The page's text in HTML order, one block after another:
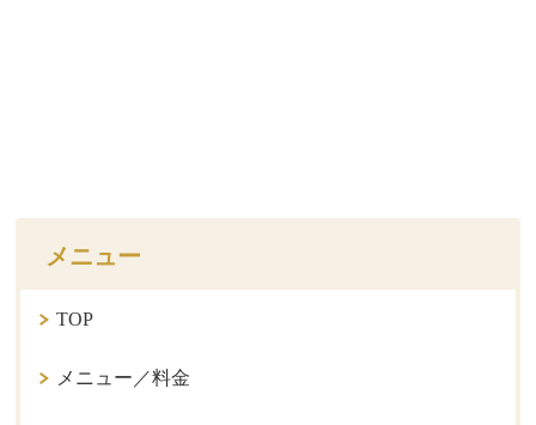
メニュー
TOP
メニュー／料金